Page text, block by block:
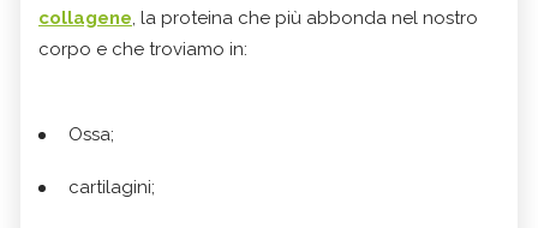
collagene, la proteina che più abbonda nel nostro
corpo e che troviamo in:
Ossa;
cartilagini;